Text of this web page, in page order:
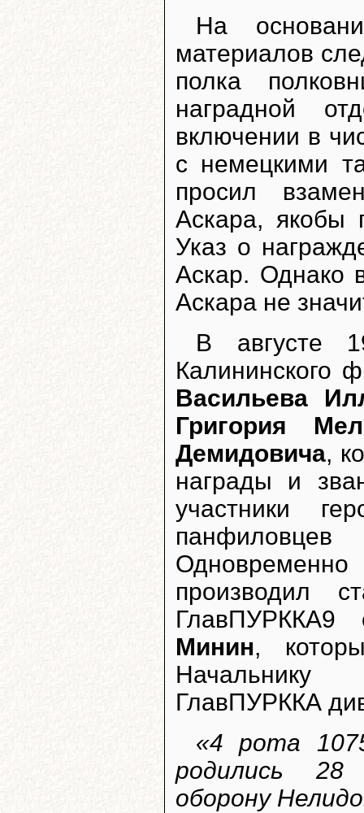
На
материалов
полка
наградной
включении в
с немецкими
просил
Аскара, якобы
Указ о
Аскар. Однако
Аскара не
В августе
Калининского
Васильева
Григория
Демидовича,
награды и
участники
Одновременно
производил
ГлавПУРККА9
Минин,
Начальнику
ГлавПУРККА
«4 рота
родились 28
оборону